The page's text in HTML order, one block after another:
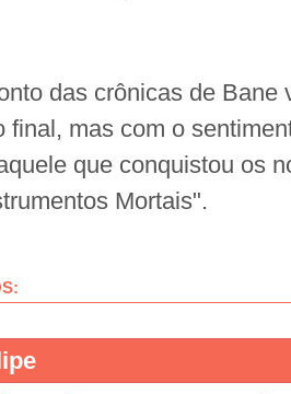
das crônicas de Bane
final, mas com o
que conquistou os
Mortais".